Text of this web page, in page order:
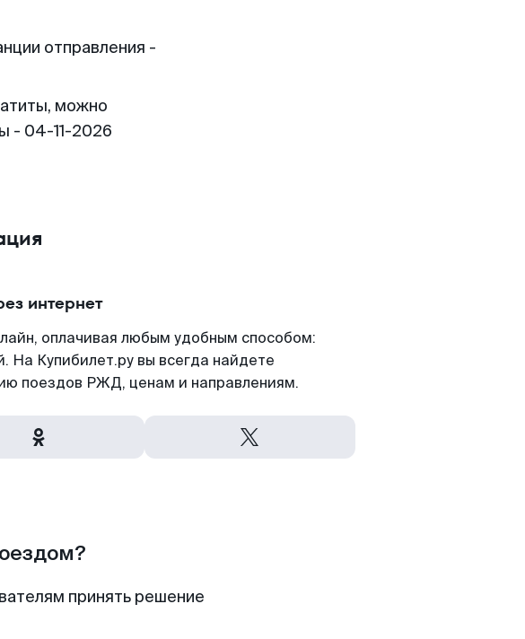
отправления -
можно
- 04-11-2026
интернет
оплачивая любым удобным способом:
На Купибилет.ру вы всегда найдете
поездов РЖД, ценам и направлениям.
принять решение